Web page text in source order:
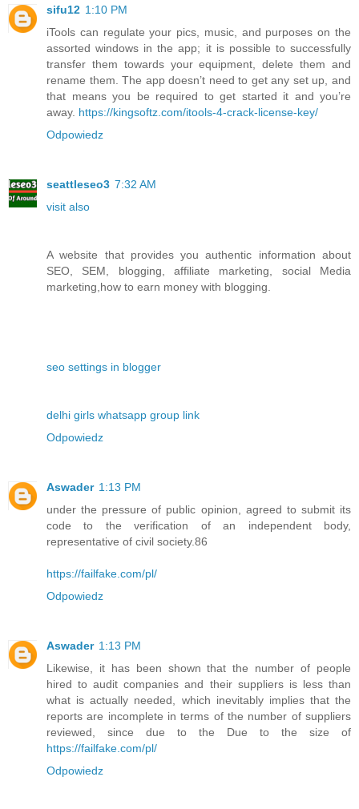
sifu12 1:10 PM
iTools can regulate your pics, music, and purposes on the
assorted windows in the app; it is possible to successfully
transfer them towards your equipment, delete them and
rename them. The app doesn’t need to get any set up, and
that means you be required to get started it and you’re
away. https://kingsoftz.com/itools-4-crack-license-key/
Odpowiedz
seattleseo3 7:32 AM
visit also
A website that provides you authentic information about
SEO, SEM, blogging, affiliate marketing, social Media
marketing,how to earn money with blogging.
seo settings in blogger
delhi girls whatsapp group link
Odpowiedz
Aswader 1:13 PM
under the pressure of public opinion, agreed to submit its
code to the verification of an independent body,
representative of civil society.86
https://failfake.com/pl/
Odpowiedz
Aswader 1:13 PM
Likewise, it has been shown that the number of people
hired to audit companies and their suppliers is less than
what is actually needed, which inevitably implies that the
reports are incomplete in terms of the number of suppliers
reviewed, since due to the Due to the size of
https://failfake.com/pl/
Odpowiedz